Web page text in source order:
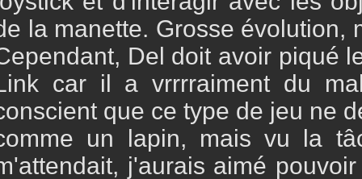
la manette. Grosse évolution,
Del doit avoir piqué
car il a vrrrraiment du
que ce type de jeu ne
un lapin, mais vu la
j'aurais aimé